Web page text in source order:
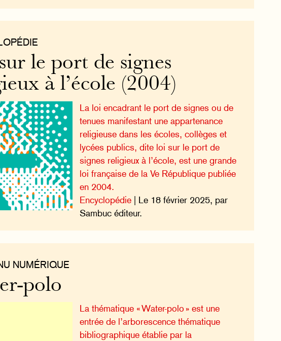
le port de signes
à l’école (2004)
La loi encadrant le port de signes ou de
tenues manifestant une appartenance
religieuse dans les écoles, collèges et
lycées publics, dite loi sur le port de
signes religieux à l’école, est une grande
loi française de la Ve République publiée
en 2004.
Encyclopédie| Le 18 février 2025, par
Sambuc éditeur.
NUMÉRIQUE
polo
La thématique « Water-polo » est une
entrée de l’arborescence thématique
bibliographique établie par la